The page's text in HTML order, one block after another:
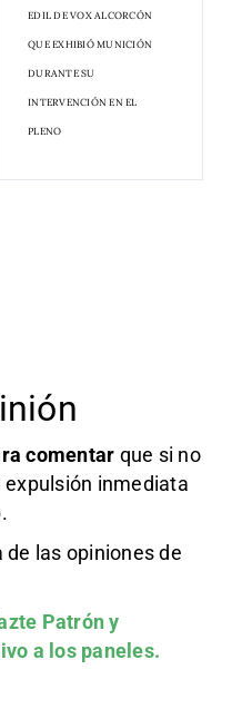
EDIL DE VOX ALCORCÓN
QUE EXHIBIÓ MUNICIÓN
DURANTE SU
INTERVENCIÓN EN EL
PLENO
comentar que si no
inmediata
de las opiniones de
Patróny
a los paneles.